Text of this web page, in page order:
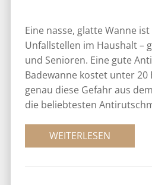
Eine nasse, glatte Wanne
Unfallstellen im Haushalt –
und Senioren. Eine gute
Badewanne kostet unter
genau diese Gefahr aus
die beliebtesten
WEITERLESEN